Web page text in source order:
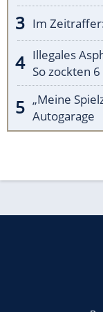
Im
Illegales
So zockten
„Meine
Autogarage